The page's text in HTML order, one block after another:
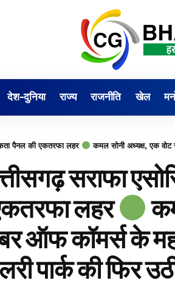
देश-दुनिया राज्य राजनीति खेल
पैनल की एकतरफा लहर कमल सोनी अध्यक्ष, एक वोट से
सराफा
लहर
ऑफ कॉमर्स के
पार्क की फिर